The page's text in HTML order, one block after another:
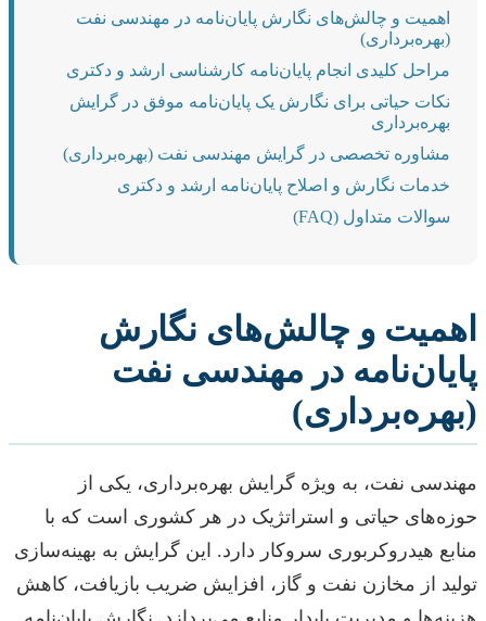
اهمیت و چالش‌های نگارش پایان‌نامه در مهندسی نفت
(بهره‌برداری)
مراحل کلیدی انجام پایان‌نامه کارشناسی ارشد و دکتری
نکات حیاتی برای نگارش یک پایان‌نامه موفق در گرایش
بهره‌برداری
مشاوره تخصصی در گرایش مهندسی نفت (بهره‌برداری)
خدمات نگارش و اصلاح پایان‌نامه ارشد و دکتری
سوالات متداول (FAQ)
اهمیت و چالش‌های نگارش
پایان‌نامه در مهندسی نفت
(بهره‌برداری)
مهندسی نفت، به ویژه گرایش بهره‌برداری، یکی از
حوزه‌های حیاتی و استراتژیک در هر کشوری است که با
منابع هیدروکربوری سروکار دارد. این گرایش به بهینه‌سازی
تولید از مخازن نفت و گاز، افزایش ضریب بازیافت، کاهش